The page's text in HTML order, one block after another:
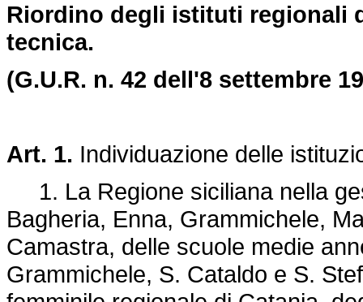
Riordino degli istituti regionali
tecnica.
(G.U.R. n. 42 dell'8 settembre
Art. 1. Individuazione delle
1. La Regione siciliana nella
Bagheria, Enna, Grammichele,
Camastra, delle scuole medie
Grammichele, S. Cataldo e S.